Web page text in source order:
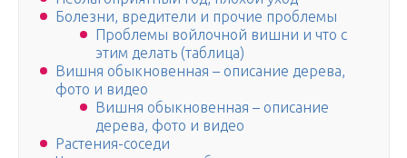
Болезни, вредители и прочие проблемы
Проблемы войлочной вишни и что с
этим делать (таблица)
Вишня обыкновенная – описание дерева,
фото и видео
Вишня обыкновенная – описание
дерева, фото и видео
Растения-соседи